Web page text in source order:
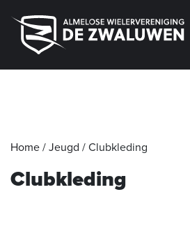
Home / Jeugd / Clubkleding
Clubkleding